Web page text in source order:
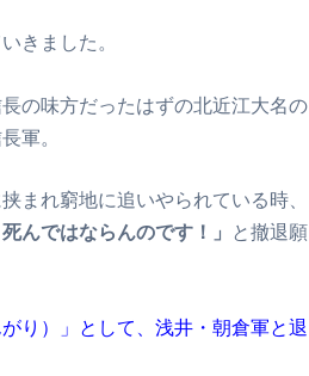
きました。
の味方だったはずの北近江大名の
軍。
まれ窮地に追いやられている時、
んではならんのです！」
と撤退願
り）」として、浅井・朝倉軍と退